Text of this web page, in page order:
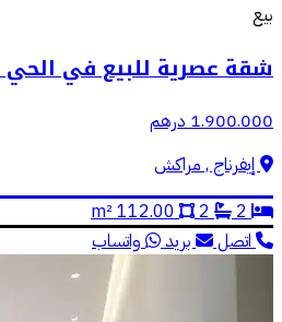
بيع
شقة عصرية للبيع في
1.900.000 درهم
إيفرناج , مراكش
2
2
112.00 m²
اتصل
بريد واتساب